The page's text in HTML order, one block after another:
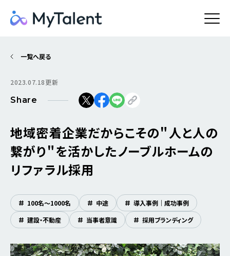
一覧へ戻る
2023.07.18更新
Share
地域密着企業だからこその＂人と人の
繋がり＂を活かしたノーブルホームの
リファラル採用
# 100名～1000名 # 中途 # 導入事例｜成功事例
# 建設・不動産 # 当事者意識 # 採用ブランディング